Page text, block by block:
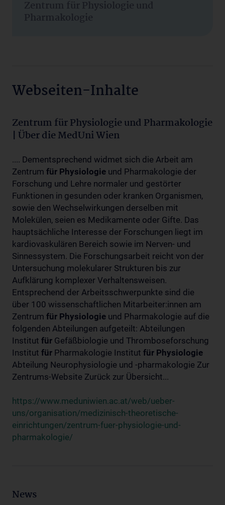
Zentrum für Physiologie und
Pharmakologie
Webseiten-Inhalte
Zentrum für Physiologie und Pharmakologie
| Über die MedUni Wien
.... Dementsprechend widmet sich die Arbeit am
Zentrum für Physiologie und Pharmakologie der
Forschung und Lehre normaler und gestörter
Funktionen in gesunden oder kranken Organismen,
sowie den Wechselwirkungen derselben mit
Molekülen, seien es Medikamente oder Gifte. Das
hauptsächliche Interesse der Forschungen liegt im
kardiovaskulären Bereich sowie im Nerven- und
Sinnessystem. Die Forschungsarbeit reicht von der
Untersuchung molekularer Strukturen bis zur
Aufklärung komplexer Verhaltensweisen.
Entsprechend der Arbeitsschwerpunkte sind die
über 100 wissenschaftlichen Mitarbeiter:innen am
Zentrum für Physiologie und Pharmakologie auf die
folgenden Abteilungen aufgeteilt: Abteilungen
Institut für Gefäßbiologie und Thromboseforschung
Institut für Pharmakologie Institut für Physiologie
Abteilung Neurophysiologie und -pharmakologie Zur
Zentrums-Website Zurück zur Übersicht...
https://www.meduniwien.ac.at/web/ueber-
uns/organisation/medizinisch-theoretische-
einrichtungen/zentrum-fuer-physiologie-und-
pharmakologie/
News